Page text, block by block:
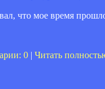
что мое время
0 | Читать